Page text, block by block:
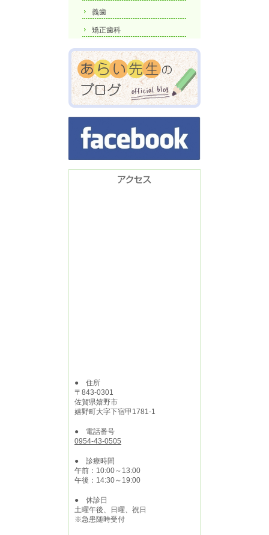
義歯
矯正歯科
● 住所
〒843-0301
佐賀県嬉野市
嬉野町大字下宿甲1781-1
● 電話番号
0954-43-0505
● 診療時間
午前：10:00～13:00
午後：14:30～19:00
● 休診日
土曜午後、日曜、祝日
※急患随時受付